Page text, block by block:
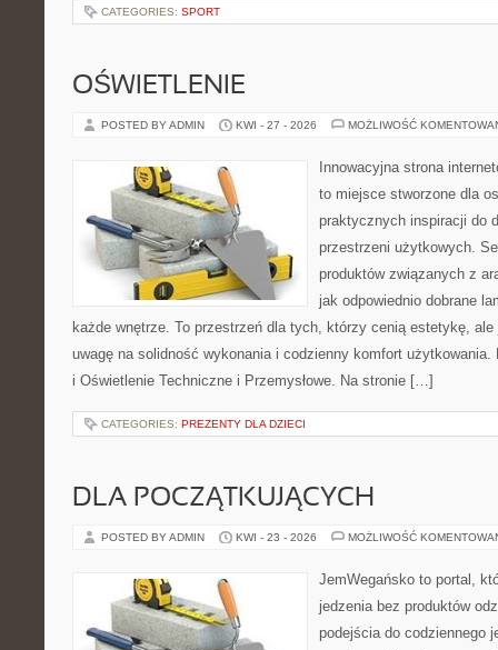
CATEGORIES: SPORT
OŚWIETLENIE
POSTED BY ADMIN KWI - 27 - 2026 MOŻLIWOŚĆ
Innowacyjna strona
to miejsce stworzone dla
praktycznych inspiracji do
przestrzeni użytkowych.
produktów związanych z
jak odpowiednio dobrane
każde wnętrze. To przestrzeń dla tych, którzy cenią estetykę,
uwagę na solidność wykonania i codzienny komfort
i Oświetlenie Techniczne i Przemysłowe. Na stronie […]
CATEGORIES: PREZENTY DLA DZIECI
DLA POCZĄTKUJĄCYCH
POSTED BY ADMIN KWI - 23 - 2026 MOŻLIWOŚĆ
JemWegańsko to portal,
jedzenia bez produktów
podejścia do codziennego